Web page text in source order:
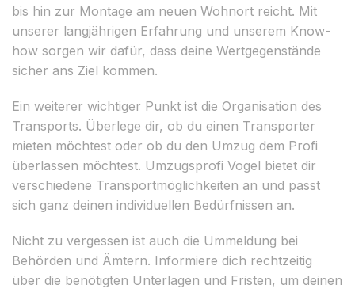
bis hin zur Montage am neuen Wohnort reicht. Mit
unserer langjährigen Erfahrung und unserem Know-
how sorgen wir dafür, dass deine Wertgegenstände
sicher ans Ziel kommen.
Ein weiterer wichtiger Punkt ist die Organisation des
Transports. Überlege dir, ob du einen Transporter
mieten möchtest oder ob du den Umzug dem Profi
überlassen möchtest. Umzugsprofi Vogel bietet dir
verschiedene Transportmöglichkeiten an und passt
sich ganz deinen individuellen Bedürfnissen an.
Nicht zu vergessen ist auch die Ummeldung bei
Behörden und Ämtern. Informiere dich rechtzeitig
über die benötigten Unterlagen und Fristen, um deinen